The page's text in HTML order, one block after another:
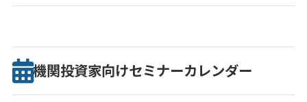
機関投資家向けセミナーカレンダー